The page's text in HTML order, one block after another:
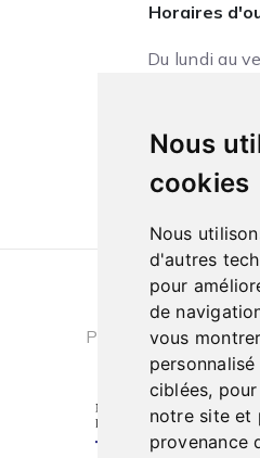
Nous
cookies
Nous
d'autres
pour
de
vous
ciblées,
notre site et
provenance
Horaires
Du lundi au
10h à 13h et
Conditions
Politique de